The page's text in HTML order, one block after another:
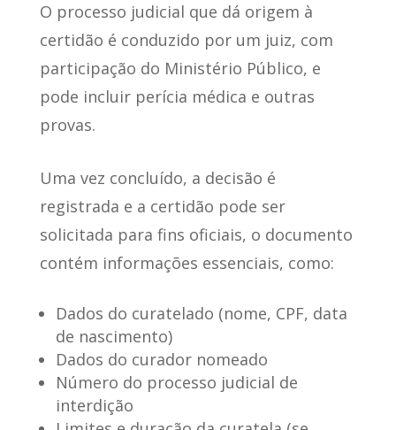
O processo judicial que dá origem à
certidão é conduzido por um juiz, com
participação do Ministério Público, e
pode incluir perícia médica e outras
provas.
Uma vez concluído, a decisão é
registrada e a certidão pode ser
solicitada para fins oficiais, o documento
contém informações essenciais, como:
Dados do curatelado (nome, CPF, data
de nascimento)
Dados do curador nomeado
Número do processo judicial de
interdição